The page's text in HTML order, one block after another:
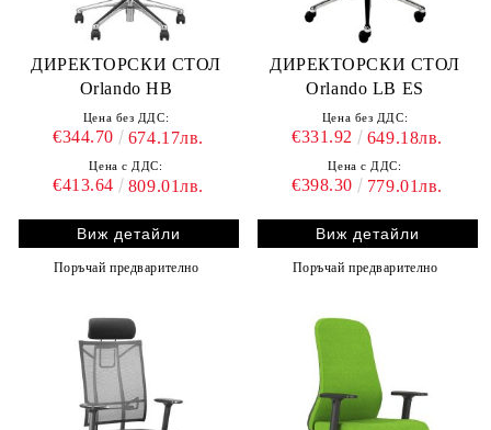
ДИРЕКТОРСКИ СТОЛ
Orlando HB
Цена без ДДС:
€344.70 674.17лв.
Цена с ДДС:
€413.64 809.01лв.
Виж детайли
Поръчай предварително
ДИРЕКТОРСКИ СТОЛ
Orlando LB ES
Цена без ДДС:
€331.92 649.18лв.
Цена с ДДС:
€398.30 779.01лв.
Виж детайли
Поръчай предварително